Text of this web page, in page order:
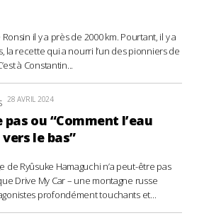
Ronsin il y a près de 2000 km. Pourtant, il y a
la recette qui a nourri l’un des pionniers de
à Constantin...
28 AVRIL 2024
pas ou “Comment l’eau
le bas”
de Ryûsuke Hamaguchi n’a peut-être pas
Drive My Car – une montagne russe
profondément touchants et...